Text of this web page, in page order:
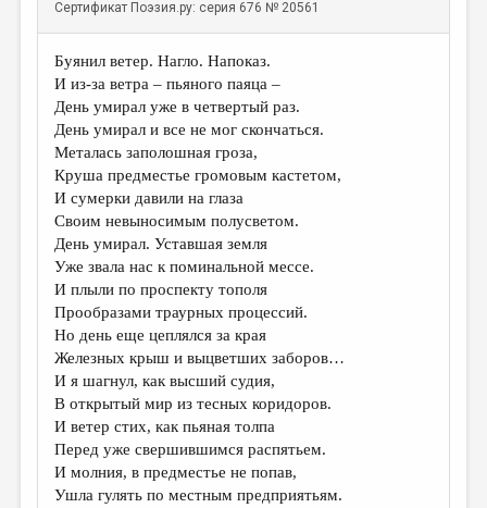
ЛИТСАЛОН
НОВОСТИ
ПРАВИЛА САЙТА
ОТДЕЛЫ И РУБРИКИ
ИЗБРАННОЕ
ДАЙДЖЕСТ
ПРОИЗВЕДЕНИЯ
ПЕРЕВОДЫ
КОНКУРСЫ
ДЕТСКАЯ КОМНАТА
КНИЖНАЯ ПОЛКА
ОБЗОР ЛИТЕРАТУРЫ
СТРАНИЦЫ ПАМЯТИ
Сертификат Поэзия.ру: серия 676 № 20561
Буянил ветер. Нагло. Напоказ.
И из-за ветра – пьяного паяца –
День умирал уже в четвертый раз.
День умирал и все не мог скончаться.
Металась заполошная гроза,
Круша предместье громовым кастетом,
И сумерки давили на глаза
Своим невыносимым полусветом.
День умирал. Уставшая земля
Уже звала нас к поминальной мессе.
И плыли по проспекту тополя
Прообразами траурных процессий.
Но день еще цеплялся за края
Железных крыш и выцветших заборов…
И я шагнул, как высший судия,
В открытый мир из тесных коридоров.
И ветер стих, как пьяная толпа
Перед уже свершившимся распятьем.
И молния, в предместье не попав,
Ушла гулять по местным предприятьям.